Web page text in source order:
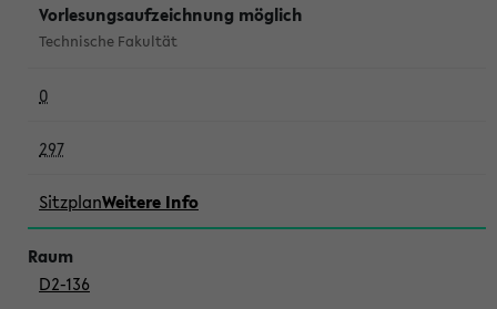
Vorlesungsaufzeichnung möglich
Technische Fakultät
0
297
SitzplanWeitere Info
D2-136